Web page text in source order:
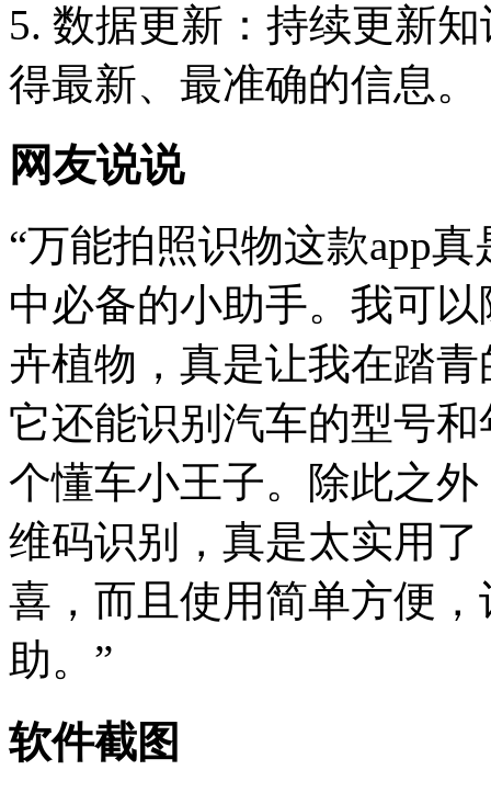
5. 数据更新：持续更新
得最新、最准确的信息。
网友说说
“万能拍照识物这款app
中必备的小助手。我可
卉植物，真是让我在踏
它还能识别汽车的型号
个懂车小王子。除此之
维码识别，真是太实用
喜，而且使用简单方便
助。”
软件截图